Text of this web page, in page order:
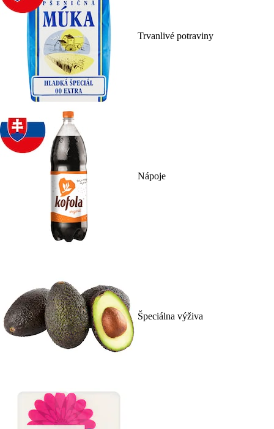
Trvanlivé potraviny
Nápoje
Špeciálna výživa